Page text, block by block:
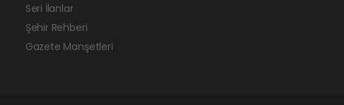
Seri İlanlar
Şehir Rehberi
Gazete Manşetleri